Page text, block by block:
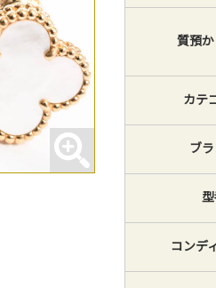
質預
カテ
ブ
コンデ